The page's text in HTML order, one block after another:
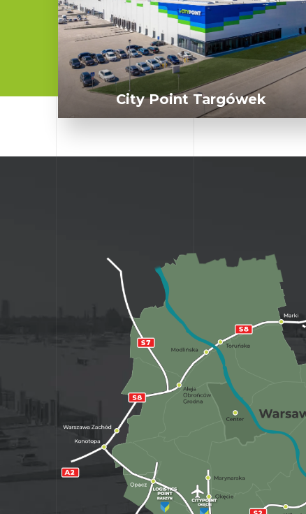
City Point Targówek